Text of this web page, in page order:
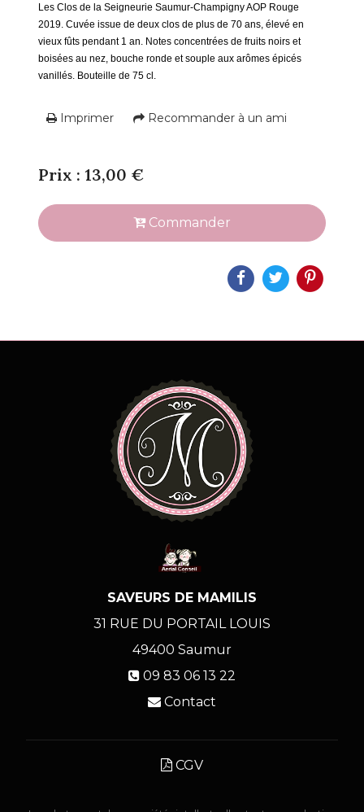
Les Clos de la Seigneurie Saumur-Champigny AOP Rouge
2019. Cuvée issue de deux clos de plus de 70 ans, élevé en
vieux fûts pendant 1 an. Notes concentrées de fruits noirs et
boisées au nez, bouche ronde et souple aux arômes épicés
vanillés. Bouteille de 75 cl.
Imprimer Recommander à un ami
Prix : 13,00 €
Commander
SAVEURS DE MAMILIS
31 RUE DU PORTAIL LOUIS
49400 Saumur
09 83 06 13 22
Contact
CGV